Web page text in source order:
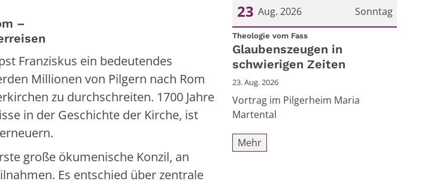
–
Franziskus ein bedeutendes
Millionen von Pilgern nach Rom
zu durchschreiten. 1700 Jahre
in der Geschichte der Kirche, ist
große ökumenische Konzil, an
Es entschied über zentrale
Sonntag
23 Aug. 2026
Datum: 23. August 2026
Theologie vom Fass:
Glaubenszeugen in
schwierigen Zeiten
23. Aug. 2026
Vortrag im Pilgerheim Maria
Martental
Mehr